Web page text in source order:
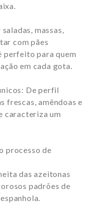
massas,
com pães
perfeito para quem
em cada gota.
De perfil
frescas, amêndoas e
caracteriza um
processo de
das azeitonas
padrões de